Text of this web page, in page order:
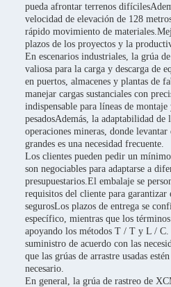
pueda afrontar terrenos
velocidad de elevación de 128
rápido movimiento de
plazos de los proyectos y la
En escenarios industriales, la grúa
valiosa para la carga y descarga de
en puertos, almacenes y plantas de
manejar cargas sustanciales con
indispensable para líneas de
pesadosAdemás, la adaptabilidad de
operaciones mineras, donde
grandes es una necesidad frecuente.
Los clientes pueden pedir un
son negociables para adaptarse a
presupuestarios.El embalaje se
requisitos del cliente para garantizar
segurosLos plazos de entrega se
específico, mientras que los
apoyando los métodos T / T y L /
suministro de acuerdo con las
que las grúas de arrastre usadas
necesario.
En general, la grúa de rastreo de